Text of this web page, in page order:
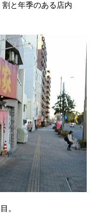
と年季のある店内
。